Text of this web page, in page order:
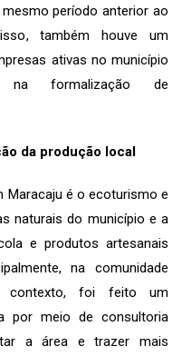
período anterior ao
também houve um
ativas no município
formalização de
da produção local
Maracaju é o ecoturismo e
naturais do município e a
e produtos artesanais
na comunidade
contexto, foi feito um
por meio de consultoria
a área e trazer mais